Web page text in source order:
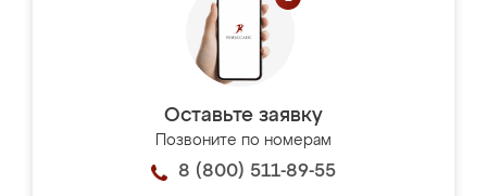
Оставьте заявку
Позвоните по номерам
8 (800) 511-89-55